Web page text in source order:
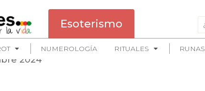
Esoterismo
NUMEROLOGÍA RITUALES RUNAS
2024